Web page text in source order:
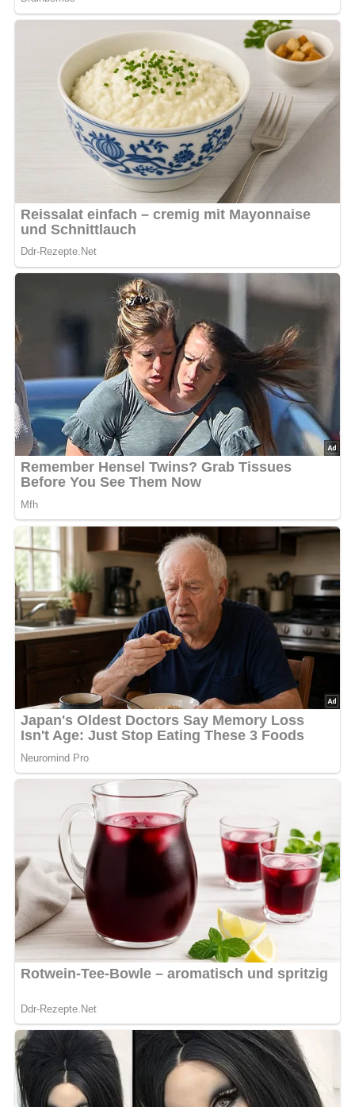
Wasser und Salz zum Kochen bringen und garen.
Die roten Rüben, das Suppengrün und die Zwiebel
schälen und in Scheiben schneiden. Diese Zutaten in
etwas Brühe halb gar dünsten.
Das gehackte Weißkraut, Essig und Zucker hinzufügen
und nach Wunsch ein Lorbeerblatt beigeben.
Die Gemüse mit der Fleischbrühe bedecken und alles
garen, bis das Gemüse weich ist.
Zum Schluss die in Scheiben geschnittenen Tomaten
oder Tomatenmark hinzufügen.
Mit Salz und Pfeffer abschmecken.
Das in Scheiben geschnittene Fleisch und den
geräucherten Schinken als Einlage in die Suppe geben.
Optional können Scheiben von Wiener Würstchen oder
eine andere Wurstsorte hinzugefügt werden.
Die saure Sahne erst beim Servieren auf die Teller
Zubereitungszeit
Vorbereitungszeit:
20 Minuten
Zubereitungszeit:
60 Minuten
Gesamtzeit:
80 Minuten
Schwierigkeitsgrad
Leicht – Die Zubereitung ist unkompliziert und auch für
Anfänger geeignet, da alle Schritte einfach
nachvollziehbar sind.
Benötigte Küchenutensilien
Großer Kochtopf – für das Garen von Fleisch und
Gemüse
Schneidebrett und Messer – zum Schneiden der
Zutaten
Schaumlöffel – um das Fleisch herauszunehmen und
die Suppe zu servieren
Aufbewahrung & Haltbarkeit
Borschtsch kann im Kühlschrank bis zu 3 Tage
aufbewahrt werden. Gut verschlossen lässt sich die
Suppe auch einfrieren und hält dann bis zu 3 Monate.
Nährwerte
Kalorien pro Portion: ca. 200 kcal (je nach Portionsgröße
und exakten Zutaten)
Tipps für Diabetiker